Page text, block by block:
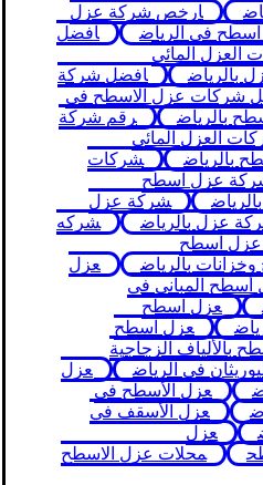
ارخص شركة عزل
في الرياض
افضل
العزل المائي
بالرياض
افضل شركة
شركات عزل الاسطح في
بالرياض
رقم شركة
العزل المائي
بالرياض
شركات
عزل اسطح
شركة عزل
عزل بالرياض
شركه
اسطح
بالرياض
عزل
أسطح المباني في
عزل اسطح
عزل اسطح
بالألياف الزجاجية
في الرياض
عزل
عزل الأسطح في
عزل الأسقف في
عزل
محلات عزل الاسطح